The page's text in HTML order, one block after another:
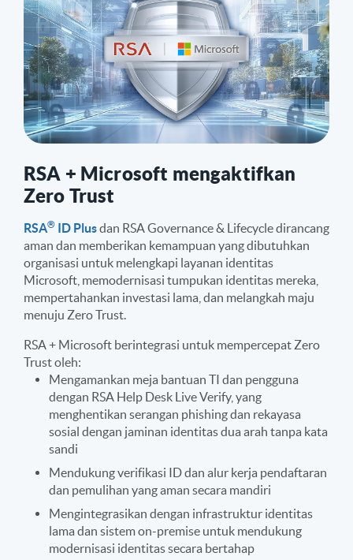
RSA + Microsoft mengaktifkan
Zero Trust
RSA® ID Plusdan RSA Governance & Lifecycle dirancang
aman dan memberikan kemampuan yang dibutuhkan
organisasi untuk melengkapi layanan identitas
Microsoft, memodernisasi tumpukan identitas mereka,
mempertahankan investasi lama, dan melangkah maju
menuju Zero Trust.
RSA + Microsoft berintegrasi untuk mempercepat Zero
Trust oleh:
Mengamankan meja bantuan TI dan pengguna
dengan RSA Help Desk Live Verify, yang
menghentikan serangan phishing dan rekayasa
sosial dengan jaminan identitas dua arah tanpa kata
sandi
Mendukung verifikasi ID dan alur kerja pendaftaran
dan pemulihan yang aman secara mandiri
Mengintegrasikan dengan infrastruktur identitas
lama dan sistem on-premise untuk mendukung
modernisasi identitas secara bertahap